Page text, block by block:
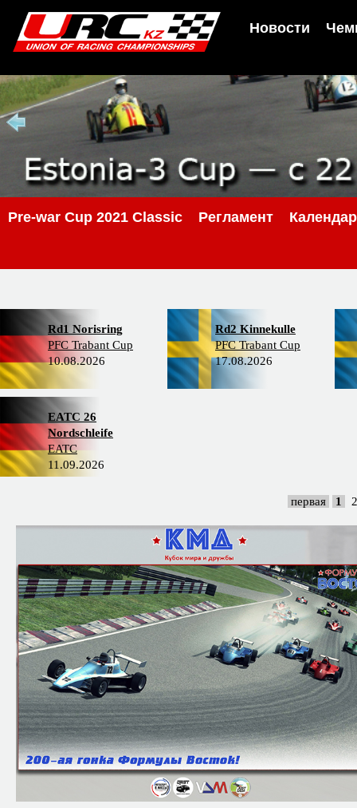
Новости
Pre-war Cup 2021 Classic Регламент
Rd1 Norisring
PFC Trabant Cup
10.08.2026
Rd2 Kinnekulle
PFC Trabant Cup
17.08.2026
EATC 26
Nordschleife
EATC
11.09.2026
первая 1